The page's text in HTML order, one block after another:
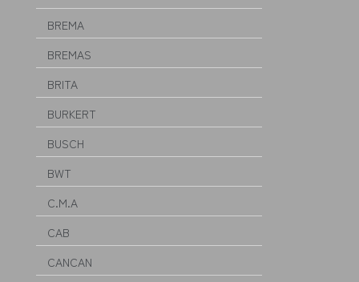
BREMA
BREMAS
BRITA
BURKERT
BUSCH
BWT
C.M.A
CAB
CANCAN